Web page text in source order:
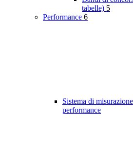
tabelle) 5
Performance 6
Sistema di
performance